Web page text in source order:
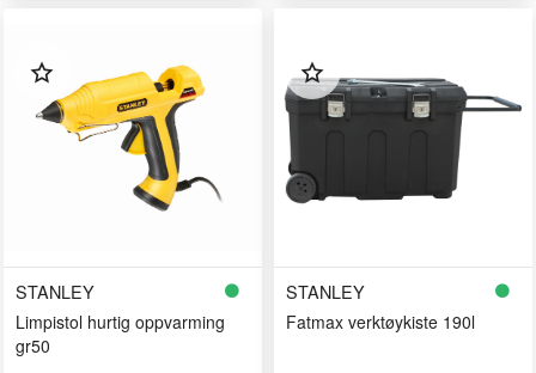
STANLEY
Limpistol hurtig oppvarming
gr50
STANLEY
Fatmax verktøykiste 190l